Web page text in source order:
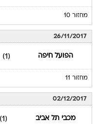
מחזור 10
26/11/2017
הפועל חיפה (1)
מחזור 11
02/12/2017
מכבי תל אביב (1)